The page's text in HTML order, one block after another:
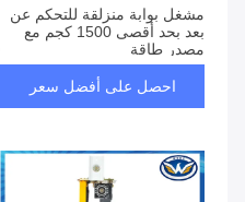
مشغل بوابة منزلقة للتحكم عن
بعد بحد أقصى 1500 كجم مع
مصدر طاقة
AC220V/110V±10% وتقنية DC
بدون فرشاة
احصل على أفضل سعر